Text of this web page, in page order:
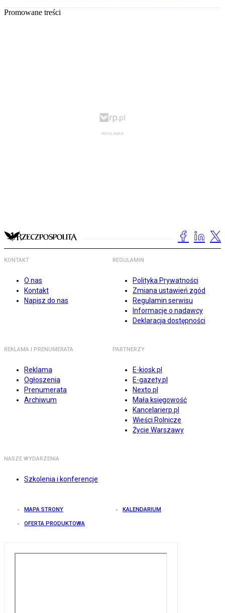
Promowane treści
KONTAKT
O nas
Kontakt
Napisz do nas
REGULAMIN
Polityka Prywatności
Zmiana ustawień zgód
Regulamin serwisu
Informacje o nadawcy
Deklaracja dostępności
REKLAMA I PRENUMERATA
Reklama
Ogłoszenia
Prenumerata
Archiwum
PARTNERZY
E-kiosk.pl
E-gazety.pl
Nexto.pl
Mała księgowość
Kancelarierp.pl
Wieści Rolnicze
Życie Warszawy
NASZE WYDARZENIA
Szkolenia i konferencje
MAPA STRONY KALENDARIUM
OFERTA PRODUKTOWA